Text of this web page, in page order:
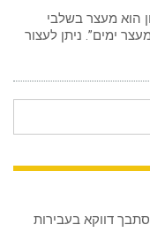
הראשון הוא מעצר בשלבי
ימים”. ניתן לעצור
דווקא בעבירות